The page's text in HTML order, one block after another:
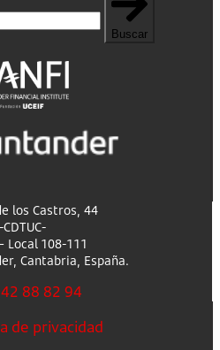
Buscar
los Castros, 44
-CDTUC-
Local 108-111
Cantabria, España.
88 82 94
de privacidad